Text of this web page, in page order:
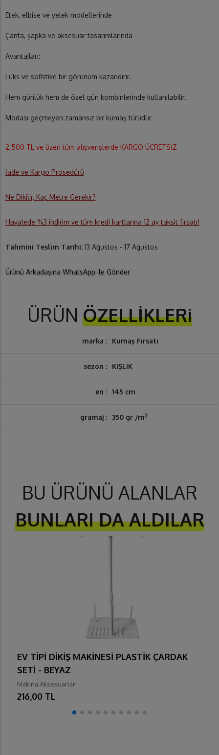
Etek, elbise ve yelek modellerinde
Çanta, şapka ve aksesuar tasarımlarında
Avantajları:
Lüks ve sofistike bir görünüm kazandırır.
Hem günlük hem de özel gün kombinlerinde kullanılabilir.
Modası geçmeyen zamansız bir kumaş türüdür.
2.500 TL ve üzeri tüm alışverişlerde KARGO ÜCRETSİZ
İade ve Kargo Prosedürü
Ne Dikilir, Kaç Metre Gerekir?
Havalede %3 indirim ve tüm kredi kartlarına 12 ay taksit fırsatı!
Tahmini Teslim Tarihi: 13 Ağustos - 17 Ağustos
Ürünü Arkadaşına WhatsApp ile Gönder
ÜRÜN ÖZELLİKLERi
marka : Kumaş Fırsatı
sezon : KIŞLIK
en : 145 cm
gramaj : 350 gr /m2
BU ÜRÜNÜ ALANLAR
BUNLARI DA ALDILAR
EV TİPİ DİKİŞ MAKİNESİ PLASTİK ÇARDAK
SETİ - BEYAZ
Makina Aksesuarları
216,00 TL